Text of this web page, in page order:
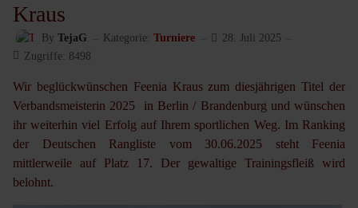
Kraus
By TejaG Kategorie: Turniere
28. Juli 2025
Zugriffe: 8498
Wir beglückwünschen Feenia Kraus zum diesjährigen Titel der
Verbandsmeisterin 2025 in Berlin / Brandenburg und wünschen
ihr weiterhin viel Erfolg auf Ihrem sportlichen Weg. Im Ranking
der Deutschen Rangliste vom 30.06.2025 steht Feenia
mittlerweile auf Platz 17. Der gewaltige Trainingsfleiß wird
belohnt.